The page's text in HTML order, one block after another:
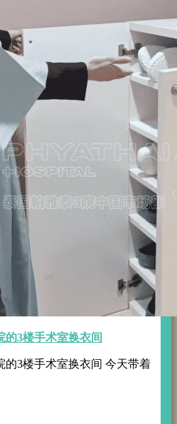
的3楼手术室换衣间
的3楼手术室换衣间 今天带着